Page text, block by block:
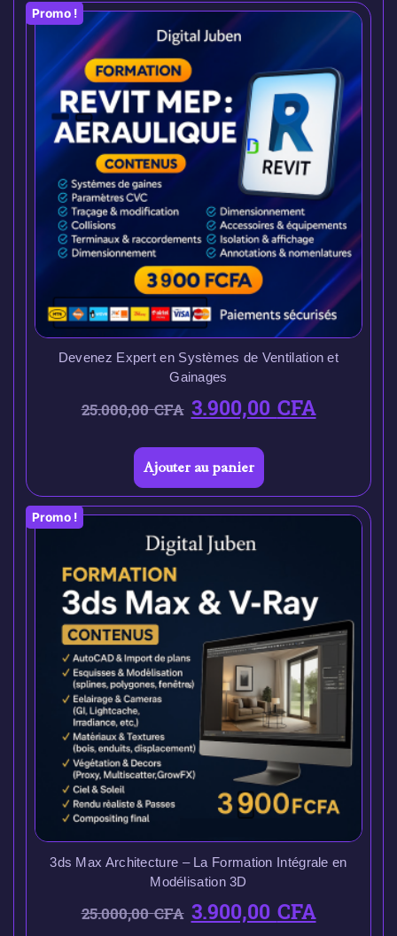
Promo !
Devenez Expert en Systèmes de Ventilation et
Gainages
25.000,00CFA 3.900,00CFA
Ajouter au panier
Promo !
3ds Max Architecture – La Formation Intégrale en
Modélisation 3D
25.000,00CFA 3.900,00CFA